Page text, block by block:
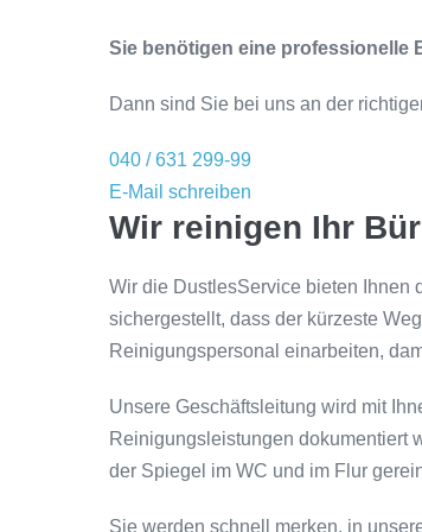
Sie benötigen eine professionelle
Dann sind Sie bei uns an der
040 / 631 299-99
E-Mail schreiben
Wir reinigen Ihr
Wir die DustlesService bieten Ihnen
sichergestellt, dass der kürzeste
Reinigungspersonal einarbeiten,
Unsere Geschäftsleitung wird mit
Reinigungsleistungen dokumentiert
der Spiegel im WC und im Flur
Sie werden schnell merken, in